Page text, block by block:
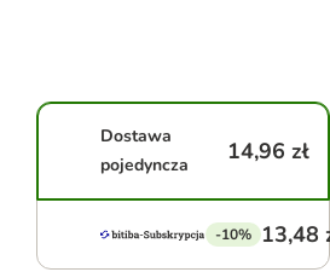
Dostawa
pojedyncza
14,96 zł
-10% 13,48